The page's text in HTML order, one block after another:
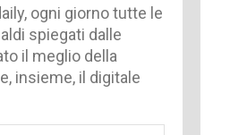
ogni giorno tutte le
spiegati dalle
il meglio della
insieme, il digitale